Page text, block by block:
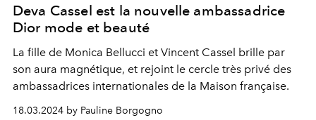
Deva Cassel est la nouvelle ambassadrice
Dior mode et beauté
La fille de Monica Bellucci et Vincent Cassel brille par
son aura magnétique, et rejoint le cercle très privé des
ambassadrices internationales de la Maison française.
18.03.2024 by Pauline Borgogno